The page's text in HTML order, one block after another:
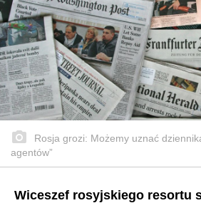
Rosja grozi: Możemy uznać
agentów”
Wiceszef rosyjskiego resortu